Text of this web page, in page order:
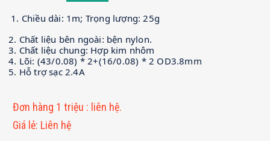
1. Chiều dài: 1m; Trọng lượng: 25g
2. Chất liệu bên ngoài: bện nylon.
3. Chất liệu chung: Hợp kim nhôm
4. Lõi: (43/0.08) * 2+(16/0.08) * 2 OD3.8mm
5. Hỗ trợ sạc 2.4A
Đơn hàng 1 triệu : liên hệ.
Giá lẻ: Liên hệ